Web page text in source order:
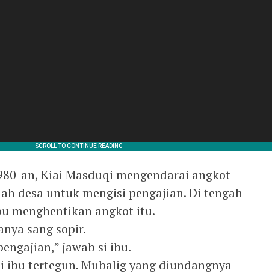
an, Kiai Masduqi mengendarai angkot
desa untuk mengisi pengajian. Di tengah
menghentikan angkot itu.
sang sopir.
jawab si ibu.
ibu tertegun. Mubalig yang diundangnya